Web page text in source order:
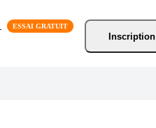
Inscription